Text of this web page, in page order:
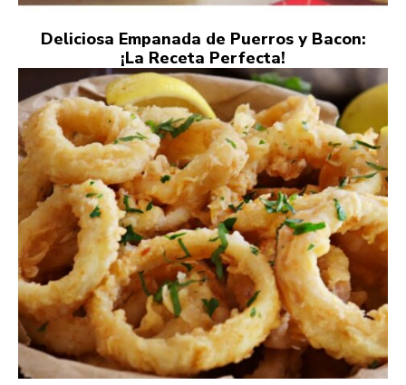
Deliciosa Empanada de Puerros y Bacon:
¡La Receta Perfecta!